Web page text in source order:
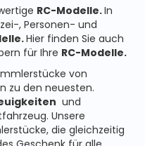
RC-Modelle.In
, Personen- und
Hier finden Sie auch
für Ihre RC-Modelle.
von
zu den neuesten.
und
Unsere
die gleichzeitig